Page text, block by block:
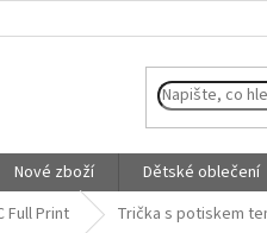
Nové zboží Dětské oblečení
Full Print Trička s potiskem